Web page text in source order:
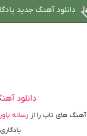
دانلود آهنگ جدید
دانلود
آهنگ های تاپ را از رسانه